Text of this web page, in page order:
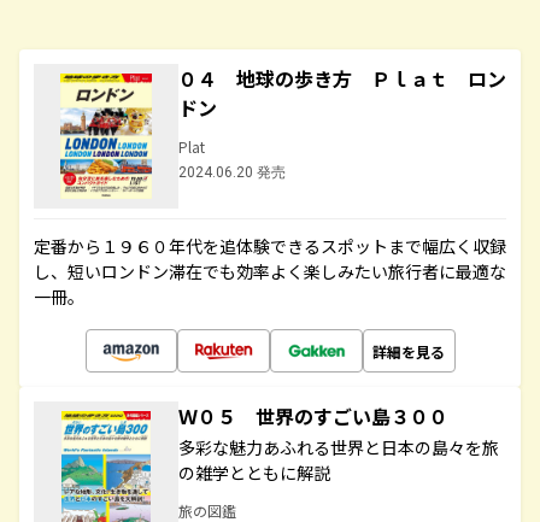
０４ 地球の歩き方 Ｐｌａｔ ロン
ドン
Plat
2024.06.20 発売
定番から１９６０年代を追体験できるスポットまで幅広く収録
し、短いロンドン滞在でも効率よく楽しみたい旅行者に最適な
一冊。
詳細を見る
Ｗ０５ 世界のすごい島３００
多彩な魅力あふれる世界と日本の島々を旅
の雑学とともに解説
旅の図鑑